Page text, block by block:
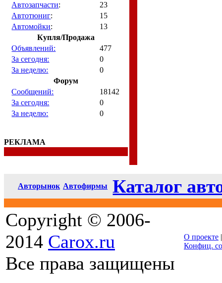
Автозапчасти:
23
Автотюниг:
15
Автомойки:
13
Купля/Продажа
Объявлений:
477
За сегодня:
0
За неделю:
0
Форум
Сообщений:
18142
За сегодня:
0
За неделю:
0
РЕКЛАМА
Авторынок Автофирмы
Каталог
Copyright © 2006-
2014 Carox.ru
Все права защищены
О проекте
Конфиц.